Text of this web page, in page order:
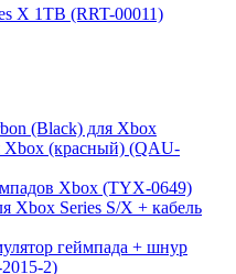
X 1TB (RRT-00011)
(Black) для Xbox
Xbox (красный) (QAU-
Xbox (TYX-0649)
Xbox Series S/X + кабель
геймпада + шнур
2)